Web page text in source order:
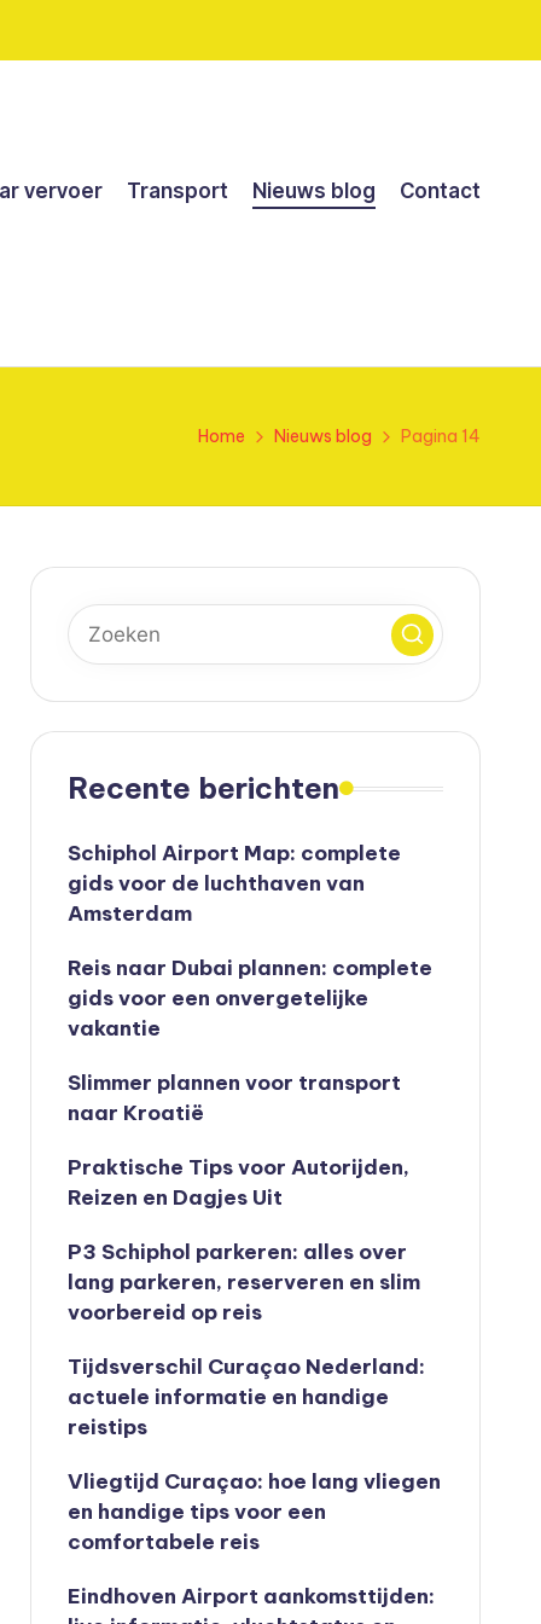
vervoer Transport Nieuws blog Contact
Home Nieuws blog Pagina 14
Recente berichten
Schiphol Airport Map: complete
gids voor de luchthaven van
Amsterdam
Reis naar Dubai plannen: complete
gids voor een onvergetelijke
vakantie
Slimmer plannen voor transport
naar Kroatië
Praktische Tips voor Autorijden,
Reizen en Dagjes Uit
P3 Schiphol parkeren: alles over
lang parkeren, reserveren en slim
voorbereid op reis
Tijdsverschil Curaçao Nederland:
actuele informatie en handige
reistips
Vliegtijd Curaçao: hoe lang vliegen
en handige tips voor een
comfortabele reis
Eindhoven Airport aankomsttijden: